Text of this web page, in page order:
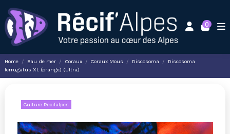
0
Home Eau de mer Coraux Coraux Mous Discosoma
Discosoma
ferrugatus XL (orange) (Ultra)
Culture Recifalpes